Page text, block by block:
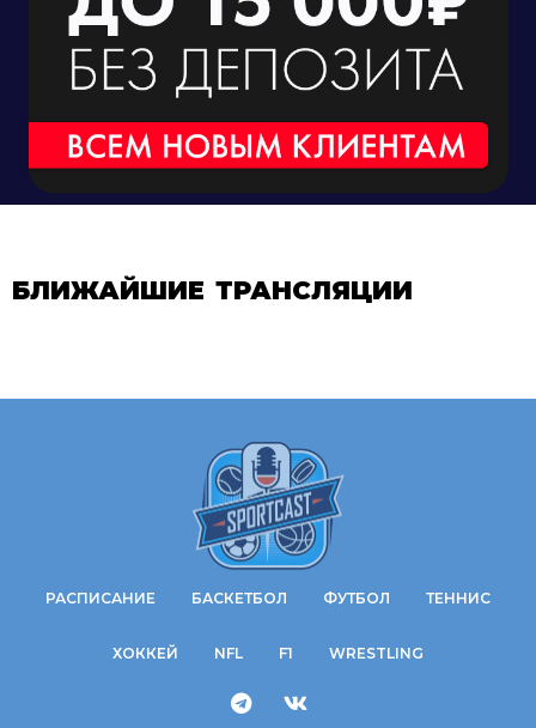
БЛИЖАЙШИЕ ТРАНСЛЯЦИИ
РАСПИСАНИЕ БАСКЕТБОЛ ФУТБОЛ ТЕННИС
ХОККЕЙ NFL F1 WRESTLING